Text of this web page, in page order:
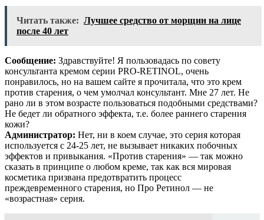
Читать также: Лучшее средство от морщин на лице
после 40 лет
Сообщение: Здравствуйте! Я пользовадась по совету
консультанта кремом серии PRO-RETINOL, очень
понравилось, но на вашем сайте я прочитала, что это крем
против старения, о чем умолчал консультант. Мне 27 лет. Не
рано ли в этом возрасте пользоваться подобными средствами?
Не бедет ли обратного эффекта, т.е. более раннего старения
кожи?
Администратор: Нет, ни в коем случае, это серия которая
используется с 24-25 лет, не вызывает никаких побочных
эффектов и привыкания. «Против старения» — так можно
сказать в принципе о любом креме, так как вся мировая
косметика призвана предотвратить процесс
преждевременного старения, но Про Ретинол — не
«возрастная» серия.